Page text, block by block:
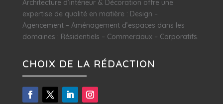
Architecture d’intérieur & Décoration offre une
expertise de qualité en matière : Design –
Agencement – Aménagement d’espaces dans les
domaines : Résidentiels – Commerciaux – Corporatifs.
CHOIX DE LA RÉDACTION